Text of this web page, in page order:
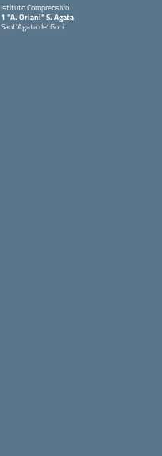
Istituto Comprensivo
1 "A. Oriani" S. Agata
Sant'Agata de' Goti
— Visita la pagina iniziale della scuola